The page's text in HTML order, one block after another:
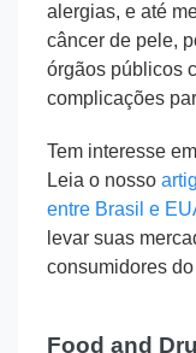
alergias, e até
câncer de pele,
órgãos públicos
complicações
Tem interesse
Leia o nosso
entre Brasil e
levar suas
consumidores
Food and